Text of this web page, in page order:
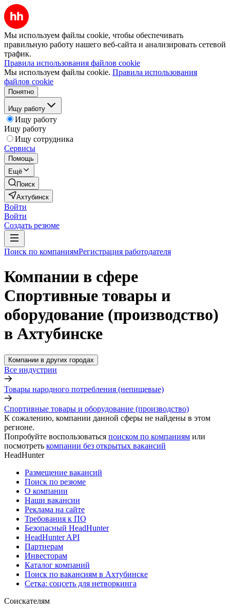
Мы используем файлы cookie, чтобы обеспечивать
правильную работу нашего веб-сайта и анализировать сетевой
трафик.
Правила использования файлов cookie
Мы используем файлы cookie. Правила использования
файлов cookie
Понятно
Ищу работу
Ищу работу
Ищу работу
Ищу сотрудника
Сервисы
Помощь
Ещё
Поиск
Ахтубинск
Войти
Войти
Создать резюме
Поиск по компаниямРегистрация работодателя
Компании в сфере
Спортивные товары и
оборудование (производство)
в Ахтубинске
Компании в других городах
Все индустрии
Товары народного потребления (непищевые)
Спортивные товары и оборудование (производство)
К сожалению, компании данной сферы не найдены в этом
регионе.
Попробуйте воспользоваться поиском по компаниям или
посмотреть компании без открытых вакансий
HeadHunter
Размещение вакансий
Поиск по резюме
О компании
Наши вакансии
Реклама на сайте
Требования к ПО
Безопасный HeadHunter
HeadHunter API
Партнерам
Инвесторам
Каталог компаний
Поиск по вакансиям в Ахтубинске
Сетка: соцсеть для нетворкинга
Соискателям